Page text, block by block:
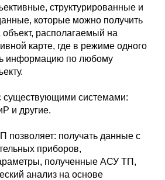
структурированные и
которые можно получить
располагаемый на
карте, где в режиме одного
информацию по любому
существующими системами:
и другие.
позволяет: получать данные с
приборов,
полученные АСУ ТП,
анализ на основе